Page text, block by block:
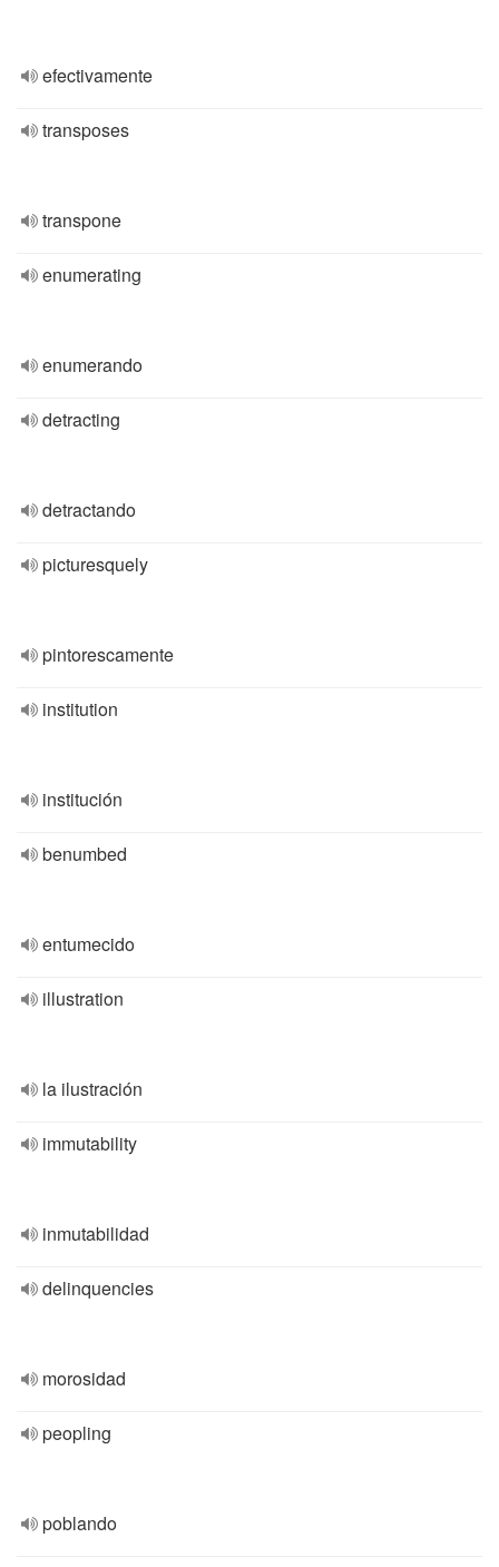
efectivamente
transposes
transpone
enumerating
enumerando
detracting
detractando
picturesquely
pintorescamente
institution
institución
benumbed
entumecido
illustration
la ilustración
immutability
inmutabilidad
delinquencies
morosidad
peopling
poblando